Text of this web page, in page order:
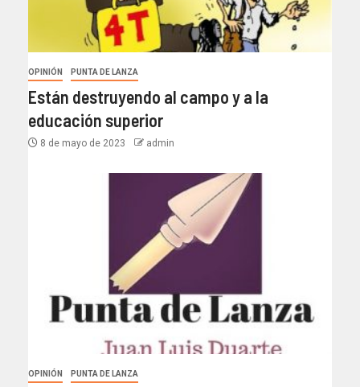
OPINIÓN PUNTA DE LANZA
Están destruyendo al campo y a la
educación superior
8 de mayo de 2023 admin
OPINIÓN PUNTA DE LANZA